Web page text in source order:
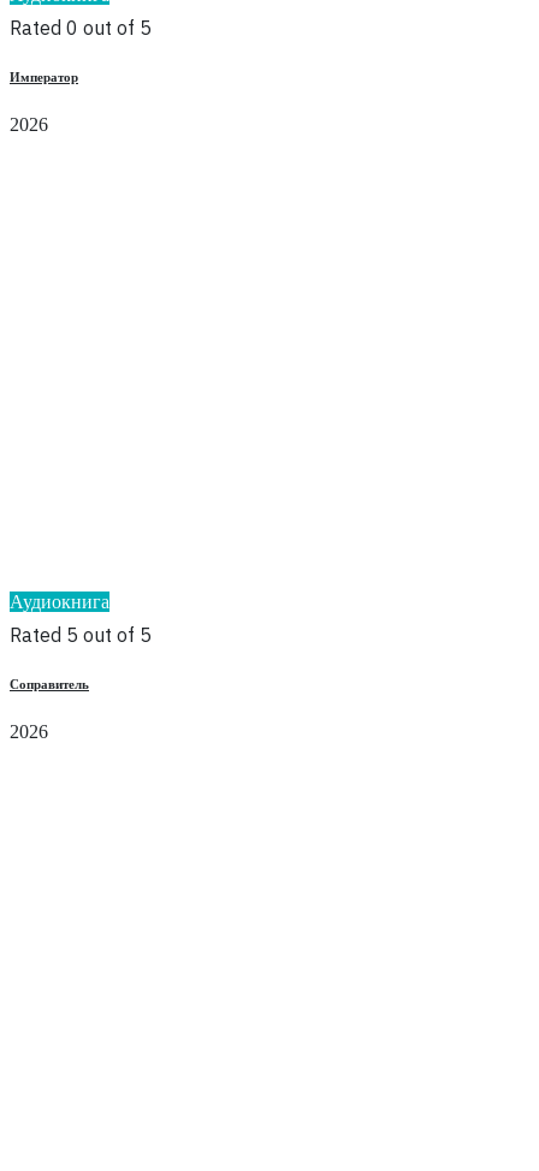
Rated 0 out of 5
Император
2026
Аудиокнига
Rated 5 out of 5
Соправитель
2026